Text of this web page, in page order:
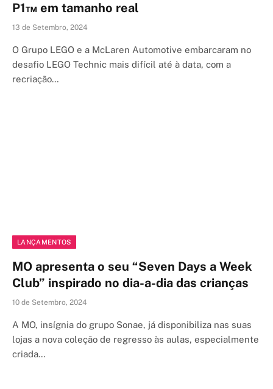
P1™ em tamanho real
13 de Setembro, 2024
O Grupo LEGO e a McLaren Automotive embarcaram no
desafio LEGO Technic mais difícil até à data, com a
recriação…
LANÇAMENTOS
MO apresenta o seu “Seven Days a Week
Club” inspirado no dia-a-dia das crianças
10 de Setembro, 2024
A MO, insígnia do grupo Sonae, já disponibiliza nas suas
lojas a nova coleção de regresso às aulas, especialmente
criada…